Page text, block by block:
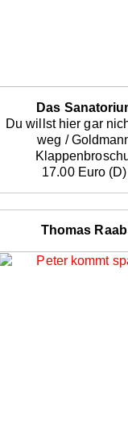
Das
Du willst hier gar
weg /
17.00 Euro
Thomas